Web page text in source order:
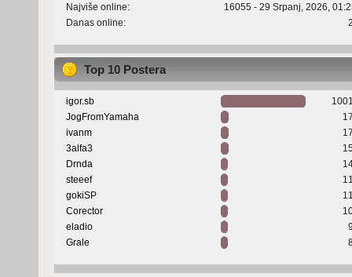
Najviše online:
16055 - 29 Srpanj, 2026,
Danas online:
Top 10 Postera
igor.sb
JogFromYamaha
ivanm
3alfa3
Drnda
steeef
gokiSP
Corector
eladio
Grale